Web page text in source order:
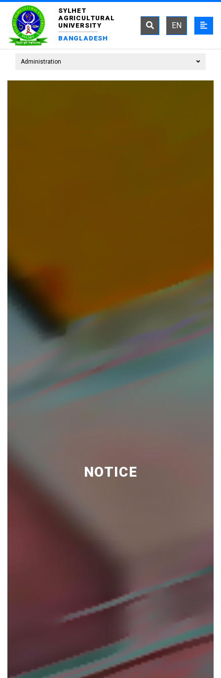
SYLHET
AGRICULTURAL
UNIVERSITY
BANGLADESH
EN
Administration
NOTICE